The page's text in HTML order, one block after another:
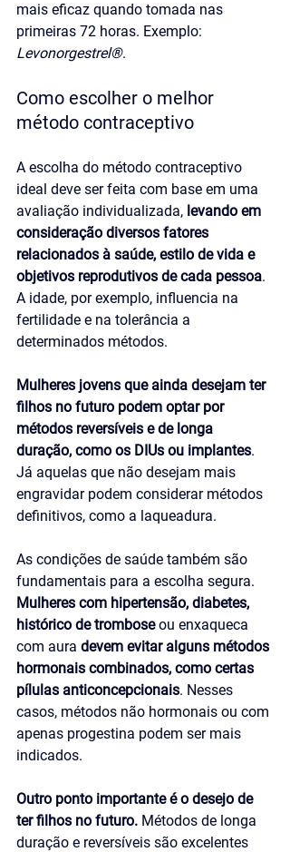
mais eficaz quando tomada nas
primeiras 72 horas. Exemplo:
Levonorgestrel®.
Como escolher o melhor
método contraceptivo
A escolha do método contraceptivo
ideal deve ser feita com base em uma
avaliação individualizada, levando em
consideração diversos fatores
relacionados à saúde, estilo de vida e
objetivos reprodutivos de cada pessoa.
A idade, por exemplo, influencia na
fertilidade e na tolerância a
determinados métodos.
Mulheres jovens que ainda desejam ter
filhos no futuro podem optar por
métodos reversíveis e de longa
duração, como os DIUs ou implantes.
Já aquelas que não desejam mais
engravidar podem considerar métodos
definitivos, como a laqueadura.
As condições de saúde também são
fundamentais para a escolha segura.
Mulheres com hipertensão, diabetes,
histórico de trombose ou enxaqueca
com aura devem evitar alguns métodos
hormonais combinados, como certas
pílulas anticoncepcionais. Nesses
casos, métodos não hormonais ou com
apenas progestina podem ser mais
indicados.
Outro ponto importante é o desejo de
ter filhos no futuro. Métodos de longa
duração e reversíveis são excelentes